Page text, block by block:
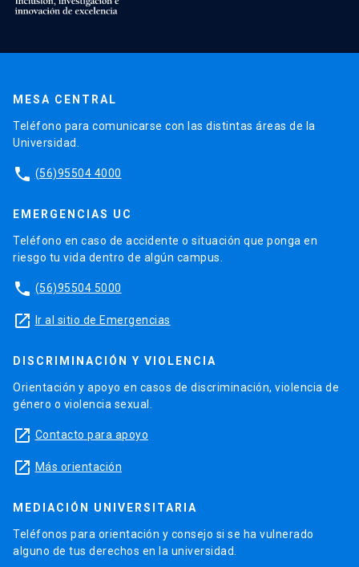
MESA CENTRAL
Teléfono para comunicarse con las distintas áreas de la
Universidad.
phone (56)95504 4000
EMERGENCIAS UC
Teléfono en caso de accidente o situación que ponga en
riesgo tu vida dentro de algún campus.
phone (56)95504 5000
launch Ir al sitio de Emergencias
DISCRIMINACIÓN Y VIOLENCIA
Orientación y apoyo en casos de discriminación, violencia de
género o violencia sexual.
launch Contacto para apoyo
launch Más orientación
MEDIACIÓN UNIVERSITARIA
Teléfonos para orientación y consejo si se ha vulnerado
alguno de tus derechos en la universidad.